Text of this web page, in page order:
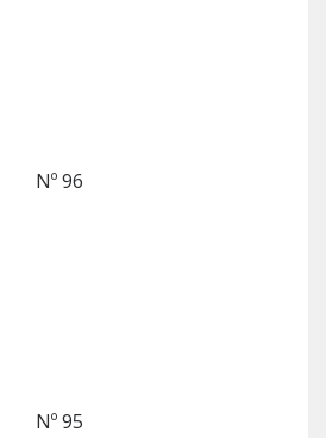
Nº 96
Nº 95